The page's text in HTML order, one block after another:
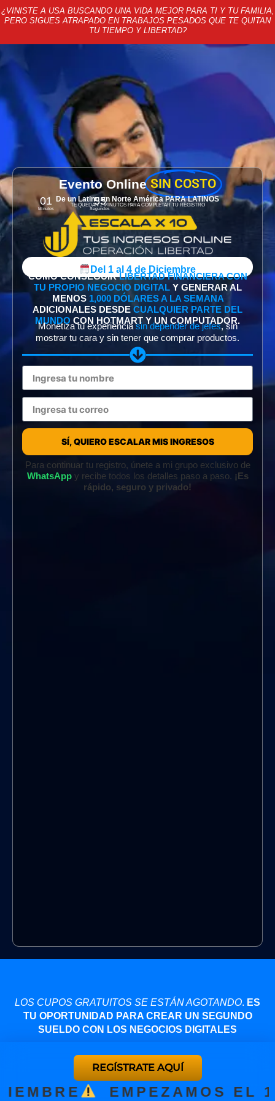
¿VINISTE A USA BUSCANDO UNA VIDA MEJOR PARA TI Y TU FAMILIA,
PERO SIGUES ATRAPADO EN TRABAJOS PESADOS QUE TE QUITAN
TU TIEMPO Y LIBERTAD?
Evento Online SIN COSTO
De un Latino en Norte América PARA LATINOS
TE QUEDAN 2 MINUTOS PARA COMPLETAR TU REGISTRO
01
Minutos
54
Segundos
Del 1 al 4 de Diciembre
CÓMO CONSEGUIRLIBERTAD FINANCIERA CON
TU PROPIO NEGOCIO DIGITALY GENERAR AL
MENOS 1,000 DÓLARES A LA SEMANA
ADICIONALES DESDE CUALQUIER PARTE DEL
MUNDO CON HOTMART Y UN COMPUTADOR.
Monetiza tu experienciasin depender de jefes, sin
mostrar tu cara y sin tener que comprar productos.
SÍ, QUIERO ESCALAR MIS INGRESOS
Para continuar tu registro, únete a mi grupo exclusivo de
WhatsAppy recibe todos los detalles paso a paso. ¡Es
rápido, seguro y privado!
LOS CUPOS GRATUITOS SE ESTÁN AGOTANDO. ES
TU OPORTUNIDAD PARA CREAR UN SEGUNDO
SUELDO CON LOS NEGOCIOS DIGITALES
REGÍSTRATE AQUÍ
‎ ‎ ‎ EMPEZAMOS EL 1